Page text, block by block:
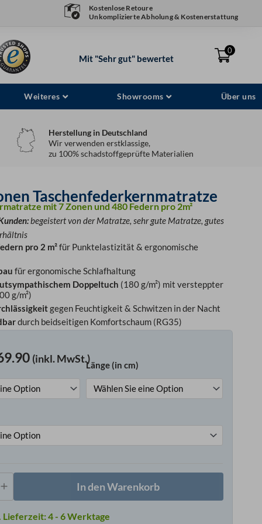
Kostenlose Retoure
Unkomplizierte Abholung & Kostenerstattung
Mit "Sehr gut" bewertet
0
Weiteres Showrooms Über uns
Herstellung in Deutschland
Wir verwenden erstklassige,
zu 100% schadstoffgeprüfte Materialien
Taschenfederkernmatratze
mit 7 Zonen und 480 Federn pro 2m²
begeistert von der Matratze, sehr gute Matratze, gutes
pro 2 m²für Punktelastizität & ergonomische
für ergonomische Schlafhaltung
Doppeltuch (180 g/m²) mit versteppter
g/m²)
gegen Feuchtigkeit & Schwitzen in der Nacht
durch beidseitigen Komfortschaum (RG35)
(inkl. MwSt.)
Länge (in cm)
In den Warenkorb
Lieferzeit:4 - 6 Werktage